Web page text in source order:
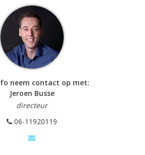
neem contact op met:
Jeroen Busse
directeur
06-11920119